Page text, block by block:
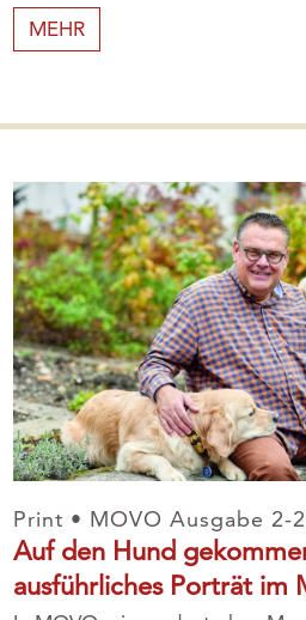
MEHR
Print • MOVO Ausgabe 2-
Auf den Hund
ausführliches Porträt im